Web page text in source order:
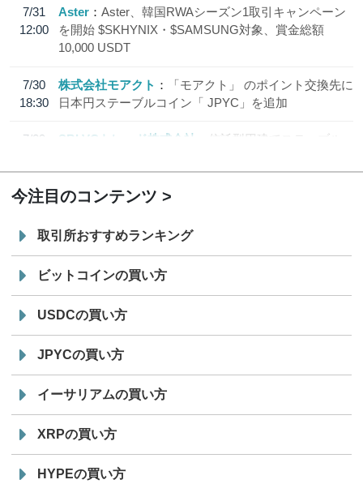
7/31
12:00
Aster
Aster、韓国RWAシーズン1取引キャンペーン
を開始 $SKHYNIX・$SAMSUNG対象、賞金総額
10,000 USDT
7/30
18:30
株式会社モアクト
「モアクト」 のポイント交換先に
日本円ステーブルコイン「 JPYC」を追加
7/29
SBI VCトレード株式会社
信託型円建てステーブル
今注目のコンテンツ
取引所おすすめランキング
ビットコインの買い方
USDCの買い方
JPYCの買い方
イーサリアムの買い方
XRPの買い方
HYPEの買い方